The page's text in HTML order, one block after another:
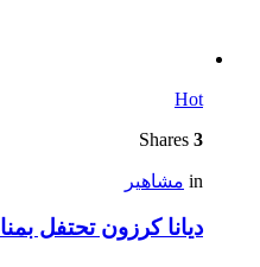
Hot
3
in مشاهير
ديانا كرزون تحتفل